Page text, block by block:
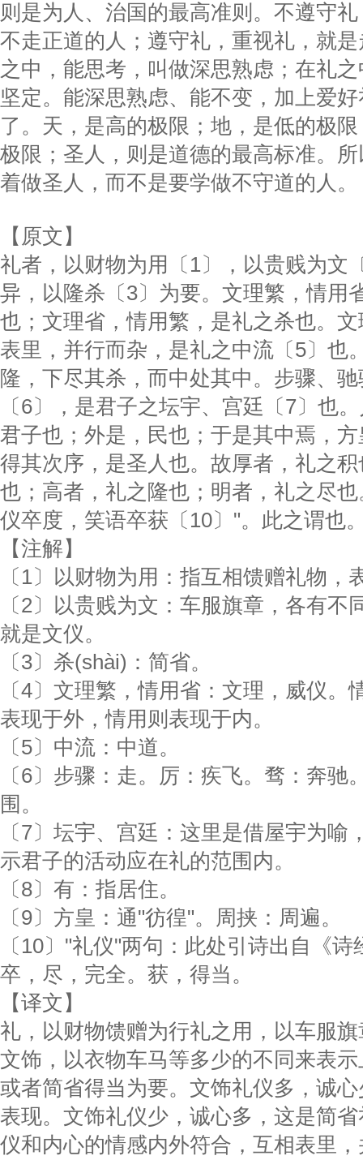
则是为人、治国的最高准则。不遵守
不走正道的人；遵守礼，重视礼，就
之中，能思考，叫做深思熟虑；在礼
坚定。能深思熟虑、能不变，加上爱
了。天，是高的极限；地，是低的极
极限；圣人，则是道德的最高标准。
着做圣人，而不是要学做不守道的人。
【原文】
礼者，以财物为用〔1〕，以贵贱为文
异，以隆杀〔3〕为要。文理繁，情用
也；文理省，情用繁，是礼之杀也。
表里，并行而杂，是礼之中流〔5〕也
隆，下尽其杀，而中处其中。步骤、
〔6〕，是君子之坛宇、宫廷〔7〕也
君子也；外是，民也；于是其中焉，
得其次序，是圣人也。故厚者，礼之
也；高者，礼之隆也；明者，礼之尽
仪卒度，笑语卒获〔10〕"。此之谓也
【注解】
〔1〕以财物为用：指互相馈赠礼物，
〔2〕以贵贱为文：车服旗章，各有不
就是文仪。
〔3〕杀(shài)：简省。
〔4〕文理繁，情用省：文理，威仪。
表现于外，情用则表现于内。
〔5〕中流：中道。
〔6〕步骤：走。厉：疾飞。骛：奔驰
围。
〔7〕坛宇、宫廷：这里是借屋宇为喻
示君子的活动应在礼的范围内。
〔8〕有：指居住。
〔9〕方皇：通"彷徨"。周挟：周遍。
〔10〕"礼仪"两句：此处引诗出自《诗
卒，尽，完全。获，得当。
【译文】
礼，以财物馈赠为行礼之用，以车服
文饰，以衣物车马等多少的不同来表
或者简省得当为要。文饰礼仪多，诚
表现。文饰礼仪少，诚心多，这是简
仪和内心的情感内外符合，互相表里